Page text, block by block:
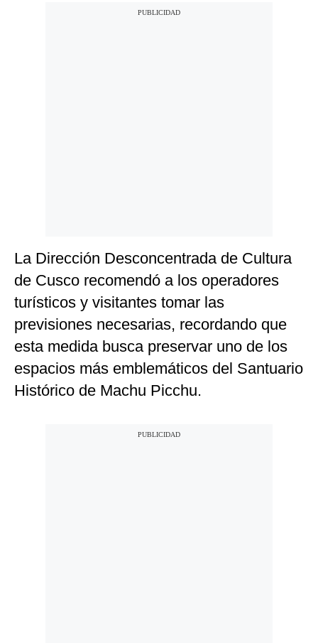
La Dirección Desconcentrada de Cultura
de Cusco recomendó a los operadores
turísticos y visitantes tomar las
previsiones necesarias, recordando que
esta medida busca preservar uno de los
espacios más emblemáticos del Santuario
Histórico de Machu Picchu.